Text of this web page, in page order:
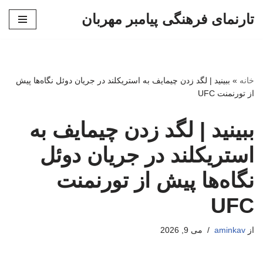
تارنمای فرهنگی پیامبر مهربان
خانه » ببینید | لگد زدن چیمایف به استریکلند در جریان دوئل نگاه‌ها پیش
از تورنمنت UFC
ببینید | لگد زدن چیمایف به
استریکلند در جریان دوئل
نگاه‌ها پیش از تورنمنت
UFC
از aminkav می 9, 2026